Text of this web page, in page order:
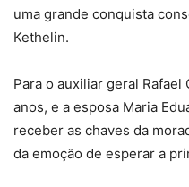
uma grande conquista
Kethelin.
Para o auxiliar geral Rafael
anos, e a esposa Maria
receber as chaves da
da emoção de esperar a